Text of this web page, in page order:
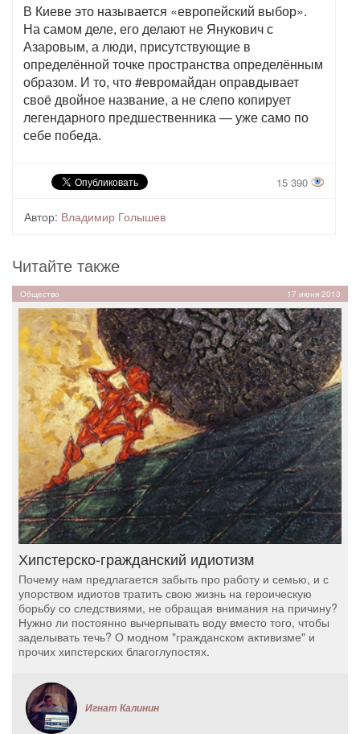
В Киеве это называется «европейский выбор».
На самом деле, его делают не Янукович с
Азаровым, а люди, присутствующие в
определённой точке пространства определённым
образом. И то, что #евромайдан оправдывает
своё двойное название, а не слепо копирует
легендарного предшественника — уже само по
себе победа.
15 390
Автор: Владимир Голышев
Читайте также
Общество 17 июня 2013
Хипстерско-гражданский идиотизм
Почему нам предлагается забыть про работу и семью, и с
упорством идиотов тратить свою жизнь на героическую
борьбу со следствиями, не обращая внимания на причину?
Нужно ли постоянно вычерпывать воду вместо того, чтобы
заделывать течь? О модном "гражданском активизме" и
прочих хипстерских благоглупостях.
Игнат Калинин